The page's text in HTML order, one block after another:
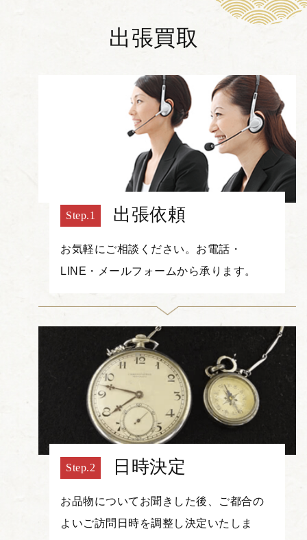
出張買取
出張依頼
お気軽にご相談ください。お電話・
LINE・メールフォームから承ります。
日時決定
お品物についてお聞きした後、ご都合の
よいご訪問日時を調整し決定いたしま